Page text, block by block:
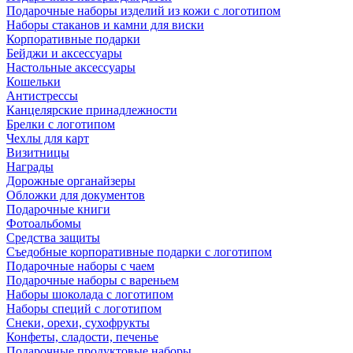
Подарочные наборы изделий из кожи с логотипом
Наборы стаканов и камни для виски
Корпоративные подарки
Бейджи и аксессуары
Настольные аксессуары
Кошельки
Антистрессы
Канцелярские принадлежности
Брелки с логотипом
Чехлы для карт
Визитницы
Награды
Дорожные органайзеры
Обложки для документов
Подарочные книги
Фотоальбомы
Средства защиты
Съедобные корпоративные подарки с логотипом
Подарочные наборы с чаем
Подарочные наборы с вареньем
Наборы шоколада с логотипом
Наборы специй с логотипом
Снеки, орехи, сухофрукты
Конфеты, сладости, печенье